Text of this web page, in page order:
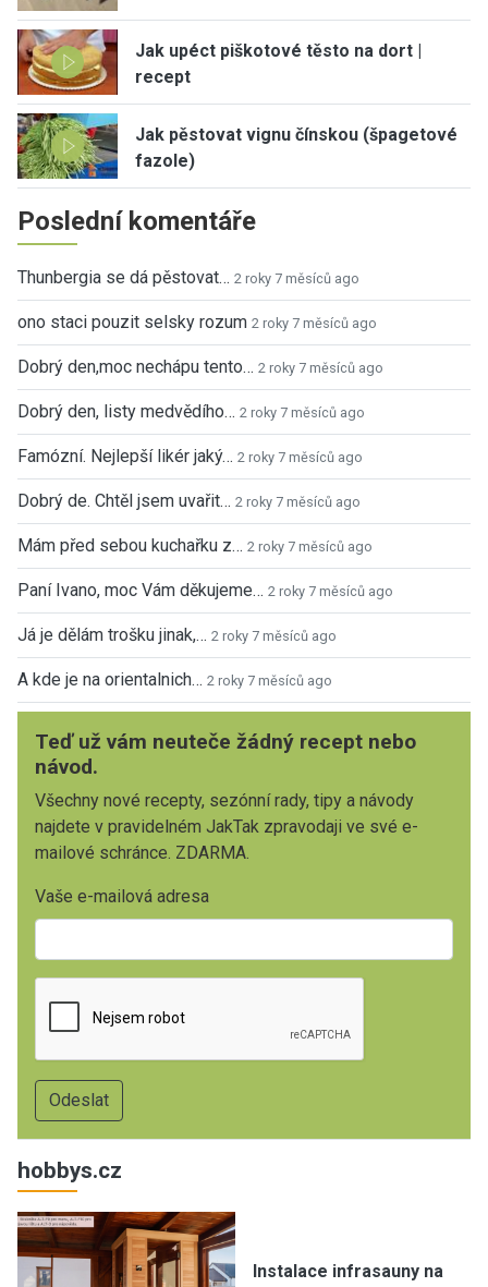
Jak upéct piškotové těsto na dort |
recept
Jak pěstovat vignu čínskou (špagetové
fazole)
Poslední komentáře
Thunbergia se dá pěstovat… 2 roky 7 měsíců ago
ono staci pouzit selsky rozum 2 roky 7 měsíců ago
Dobrý den,moc nechápu tento… 2 roky 7 měsíců ago
Dobrý den, listy medvědího… 2 roky 7 měsíců ago
Famózní. Nejlepší likér jaký… 2 roky 7 měsíců ago
Dobrý de. Chtěl jsem uvařit… 2 roky 7 měsíců ago
Mám před sebou kuchařku z… 2 roky 7 měsíců ago
Paní Ivano, moc Vám děkujeme… 2 roky 7 měsíců ago
Já je dělám trošku jinak,… 2 roky 7 měsíců ago
A kde je na orientalnich… 2 roky 7 měsíců ago
Teď už vám neuteče žádný recept nebo
návod.
Všechny nové recepty, sezónní rady, tipy a návody
najdete v pravidelném JakTak zpravodaji ve své e-
mailové schránce. ZDARMA.
Vaše e-mailová adresa
hobbys.cz
Instalace infrasauny na